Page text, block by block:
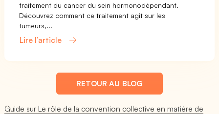
traitement du cancer du sein hormonodépendant.
Découvrez comment ce traitement agit sur les
tumeurs,...
Lire l’article
RETOUR AU BLOG
Guide sur Le rôle de la convention collective en matière de